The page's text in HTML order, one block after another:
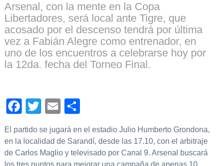
Arsenal, con la mente en la Copa
Libertadores, será local ante Tigre, que
acosado por el descenso tendrá por última
vez a Fabián Alegre como entrenador, en
uno de los encuentros a celebrarse hoy por
la 12da. fecha del Torneo Final.
Facebook
TwitterEmail
El partido se jugará en el estadio Julio Humberto Grondona,
en la localidad de Sarandí, desde las 17.10, con el arbitraje
de Carlos Maglio y televisado por Canal 9. Arsenal buscará